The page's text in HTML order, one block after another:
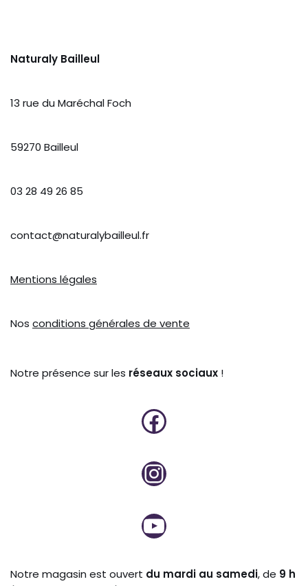
Naturaly Bailleul
13 rue du Maréchal Foch
59270 Bailleul
03 28 49 26 85
contact@naturalybailleul.fr
Mentions légales
Nos conditions générales de vente
Notre présence sur les réseaux sociaux !
Notre magasin est ouvert du mardi au samedi, de 9 h